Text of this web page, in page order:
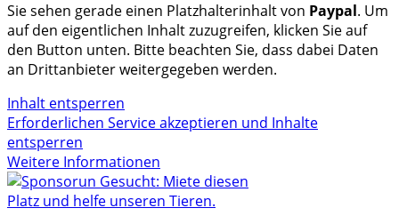
Sie sehen gerade einen Platzhalterinhalt von Paypal. Um
auf den eigentlichen Inhalt zuzugreifen, klicken Sie auf
den Button unten. Bitte beachten Sie, dass dabei Daten
an Drittanbieter weitergegeben werden.
Inhalt entsperren
Erforderlichen Service akzeptieren und Inhalte
entsperren
Weitere Informationen